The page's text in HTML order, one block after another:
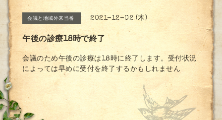
会議と地域外来当番 2021-12-02 (木)
午後の診療18時で終了
会議のため午後の診療は18時に終了します。受付状況
によっては早めに受付を終了するかもしれません